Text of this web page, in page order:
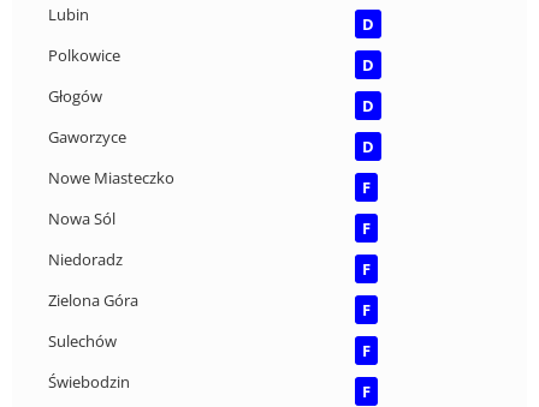
Lubin
D
Polkowice
D
Głogów
D
Gaworzyce
D
Nowe Miasteczko
F
Nowa Sól
F
Niedoradz
F
Zielona Góra
F
Sulechów
F
Świebodzin
F